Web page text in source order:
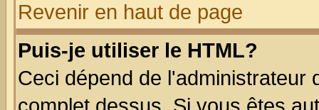
Revenir en haut de page
Puis-je utiliser le HTML?
Ceci dépend de l'administrateur